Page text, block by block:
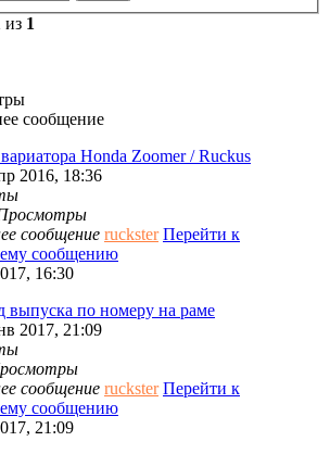
из 1
сообщение
Honda Zoomer / Ruckus
2016, 18:36
сообщение ruckster Перейти к
сообщению
16:30
выпуска по номеру на раме
2017, 21:09
сообщение ruckster Перейти к
сообщению
21:09